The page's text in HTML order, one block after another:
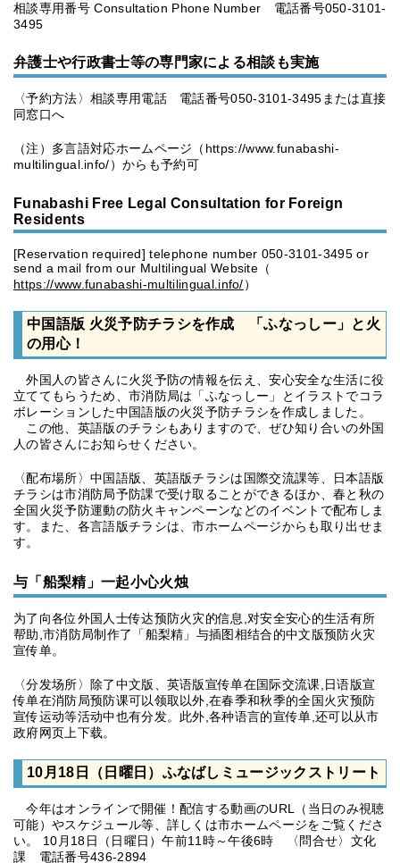
相談専用番号 Consultation Phone Number 電話番号050-3101-
3495
弁護士や行政書士等の専門家による相談も実施
〈予約方法〉相談専用電話 電話番号050-3101-3495または直接
同窓口へ
（注）多言語対応ホームページ（https://www.funabashi-
multilingual.info/）からも予約可
Funabashi Free Legal Consultation for Foreign
Residents
[Reservation required] telephone number 050-3101-3495 or
send a mail from our Multilingual Website（
https://www.funabashi-multilingual.info/）
中国語版 火災予防チラシを作成 「ふなっしー」と火
の用心！
外国人の皆さんに火災予防の情報を伝え、安心安全な生活に役
立ててもらうため、市消防局は「ふなっしー」とイラストでコラ
ボレーションした中国語版の火災予防チラシを作成しました。
この他、英語版のチラシもありますので、ぜひ知り合いの外国
人の皆さんにお知らせください。
〈配布場所〉中国語版、英語版チラシは国際交流課等、日本語版
チラシは市消防局予防課で受け取ることができるほか、春と秋の
全国火災予防運動の防火キャンペーンなどのイベントで配布しま
す。また、各言語版チラシは、市ホームページからも取り出せま
す。
与「船梨精」一起小心火烛
为了向各位外国人士传达预防火灾的信息,对安全安心的生活有所
帮助,市消防局制作了「船梨精」与插图相结合的中文版预防火灾
宣传单。
〈分发场所〉除了中文版、英语版宣传单在国际交流课,日语版宣
传单在消防局预防课可以领取以外,在春季和秋季的全国火灾预防
宣传运动等活动中也有分发。此外,各种语言的宣传单,还可以从市
政府网页上下载。
10月18日（日曜日）ふなばしミュージックストリート
今年はオンラインで開催！配信する動画のURL（当日のみ視聴
可能）やスケジュール等、詳しくは市ホームページをご覧くださ
い。 10月18日（日曜日）午前11時～午後6時 〈問合せ〉文化
課 電話番号436-2894